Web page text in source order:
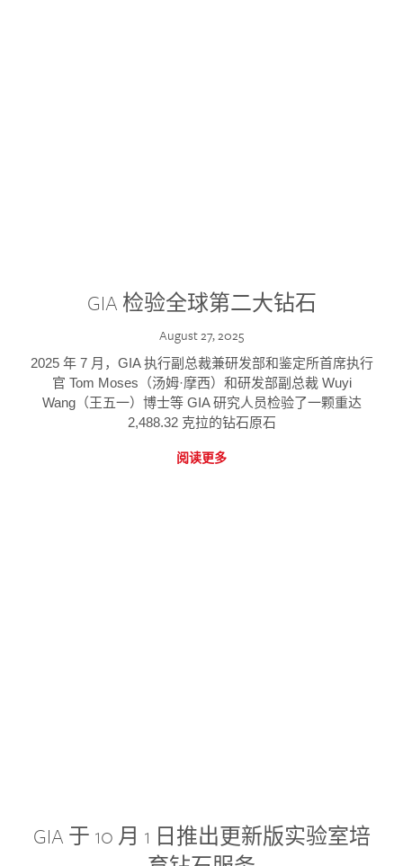
GIA 检验全球第二大钻石
August 27, 2025
2025 年 7 月，GIA 执行副总裁兼研发部和鉴定所首席执行
官 Tom Moses（汤姆·摩西）和研发部副总裁 Wuyi
Wang（王五一）博士等 GIA 研究人员检验了一颗重达
2,488.32 克拉的钻石原石
阅读更多
GIA 于 10 月 1 日推出更新版实验室培